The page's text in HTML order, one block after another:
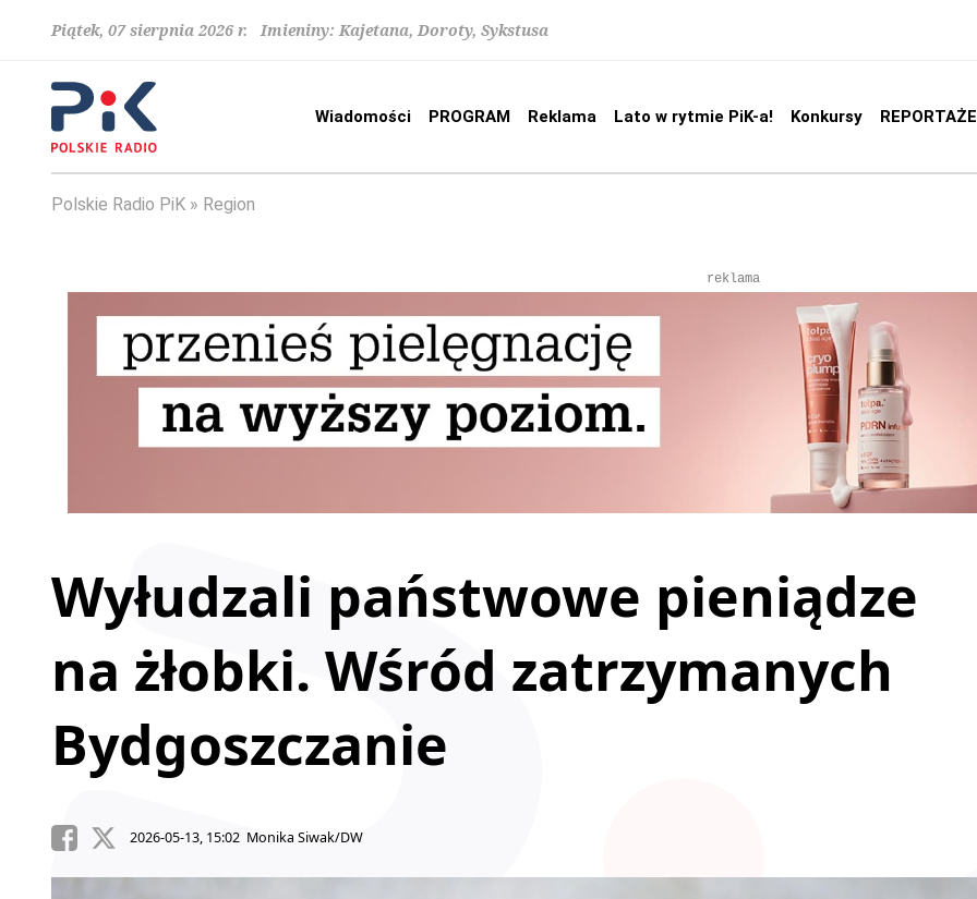
Piątek, 07 sierpnia 2026 r. Imieniny: Kajetana, Doroty, Sykstusa
Wiadomości PROGRAM Reklama Lato w rytmie PiK-a! Konkursy REPORTAŻE
Polskie Radio PiK Region
reklama
Wyłudzali państwowe pieniądze
na żłobki. Wśród zatrzymanych
Bydgoszczanie
2026-05-13, 15:02 Monika Siwak/DW